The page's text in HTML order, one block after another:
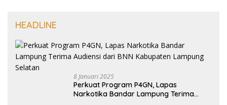
HEADLINE
8 Januari 2025
Perkuat Program P4GN, Lapas
Narkotika Bandar Lampung Terima